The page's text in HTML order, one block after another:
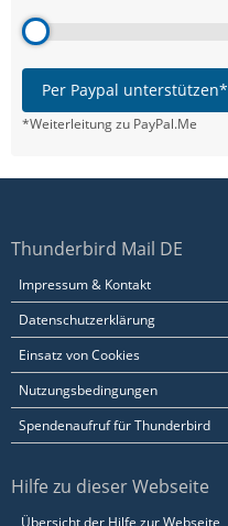
Per Paypal unterstützen*
*Weiterleitung zu PayPal.Me
Thunderbird Mail DE
Impressum & Kontakt
Datenschutzerklärung
Einsatz von Cookies
Nutzungsbedingungen
Spendenaufruf für Thunderbird
Hilfe zu dieser Webseite